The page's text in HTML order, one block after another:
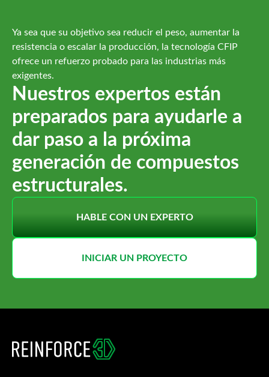
Ya sea que su objetivo sea reducir el peso, aumentar la
resistencia o escalar la producción, la tecnología CFIP
ofrece un refuerzo probado para las industrias más
exigentes.
Nuestros expertos están
preparados para ayudarle a
dar paso a la próxima
generación de compuestos
estructurales.
HABLE CON UN EXPERTO
INICIAR UN PROYECTO